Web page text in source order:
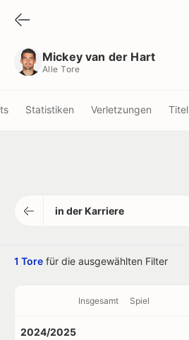
Mickey van der Hart
Alle Tore
Statistiken Verletzungen Titel
in der Karriere
1 Tore für die ausgewählten Filter
Insgesamt Spiel
2024/2025